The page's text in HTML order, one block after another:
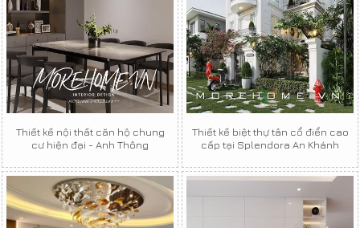
Thiết kế nội thất căn hộ chung
cư hiện đại - Anh Thông
Thiết kế biệt thự tân cổ điển cao
cấp tại Splendora An Khánh